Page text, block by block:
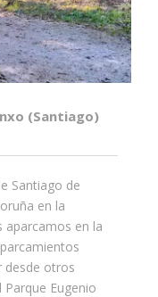
(Santiago)
Santiago de
en la
aparcamos en la
desde otros
Eugenio